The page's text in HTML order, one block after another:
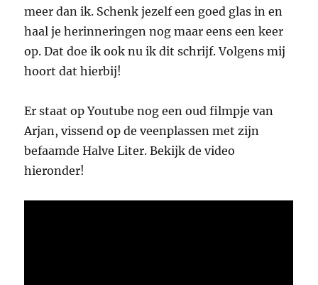
meer dan ik. Schenk jezelf een goed glas in en
haal je herinneringen nog maar eens een keer
op. Dat doe ik ook nu ik dit schrijf. Volgens mij
hoort dat hierbij!
Er staat op Youtube nog een oud filmpje van
Arjan, vissend op de veenplassen met zijn
befaamde Halve Liter. Bekijk de video
hieronder!